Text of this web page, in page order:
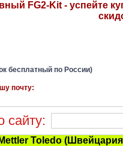
FG2-Kit - успейте
бесплатный по России)
почту:
сайту:
Toledo